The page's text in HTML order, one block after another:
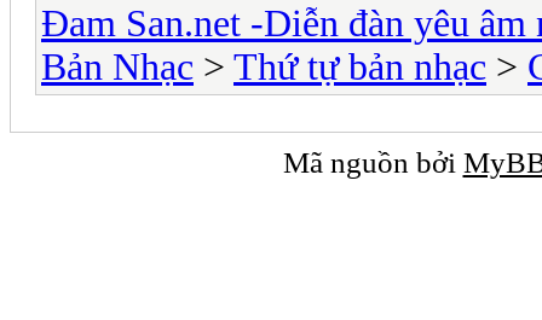
Đam San.net -Diễn đàn yêu âm
Bản Nhạc > Thứ tự bản nhạc >
Mã nguồn bởi